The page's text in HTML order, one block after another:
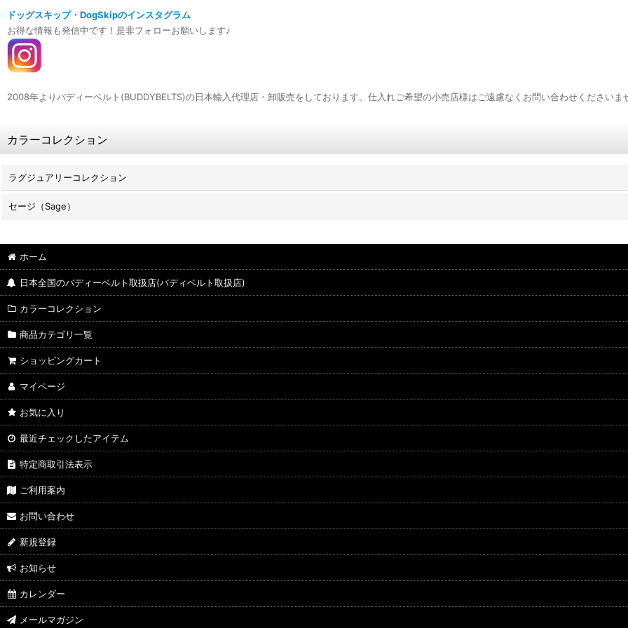
ドッグスキップ・DogSkipのインスタグラム
お得な情報も発信中です！是非フォローお願いします♪
2008年よりバディーベルト(BUDDYBELTS)の日本輸入代理店・卸販売をしております。仕入れご希望の小売店様はご遠慮なくお問い合わせくださいま
カラーコレクション
ラグジュアリーコレクション
セージ（Sage）
ホーム
日本全国のバディーベルト取扱店(バディベルト取扱店)
カラーコレクション
商品カテゴリ一覧
ショッピングカート
マイページ
お気に入り
最近チェックしたアイテム
特定商取引法表示
ご利用案内
お問い合わせ
新規登録
お知らせ
カレンダー
メールマガジン